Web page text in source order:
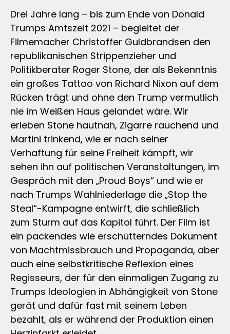
Drei Jahre lang – bis zum Ende von Donald
Trumps Amtszeit 2021 – begleitet der
Filmemacher Christoffer Guldbrandsen den
republikanischen Strippenzieher und
Politikberater Roger Stone, der als Bekenntnis
ein großes Tattoo von Richard Nixon auf dem
Rücken trägt und ohne den Trump vermutlich
nie im Weißen Haus gelandet wäre. Wir
erleben Stone hautnah, Zigarre rauchend und
Martini trinkend, wie er nach seiner
Verhaftung für seine Freiheit kämpft, wir
sehen ihn auf politischen Veranstaltungen, im
Gespräch mit den „Proud Boys“ und wie er
nach Trumps Wahlniederlage die „Stop the
Steal“-Kampagne entwirft, die schließlich
zum Sturm auf das Kapitol führt. Der Film ist
ein packendes wie erschütterndes Dokument
von Machtmissbrauch und Propaganda, aber
auch eine selbstkritische Reflexion eines
Regisseurs, der für den einmaligen Zugang zu
Trumps Ideologien in Abhängigkeit von Stone
gerät und dafür fast mit seinem Leben
bezahlt, als er während der Produktion einen